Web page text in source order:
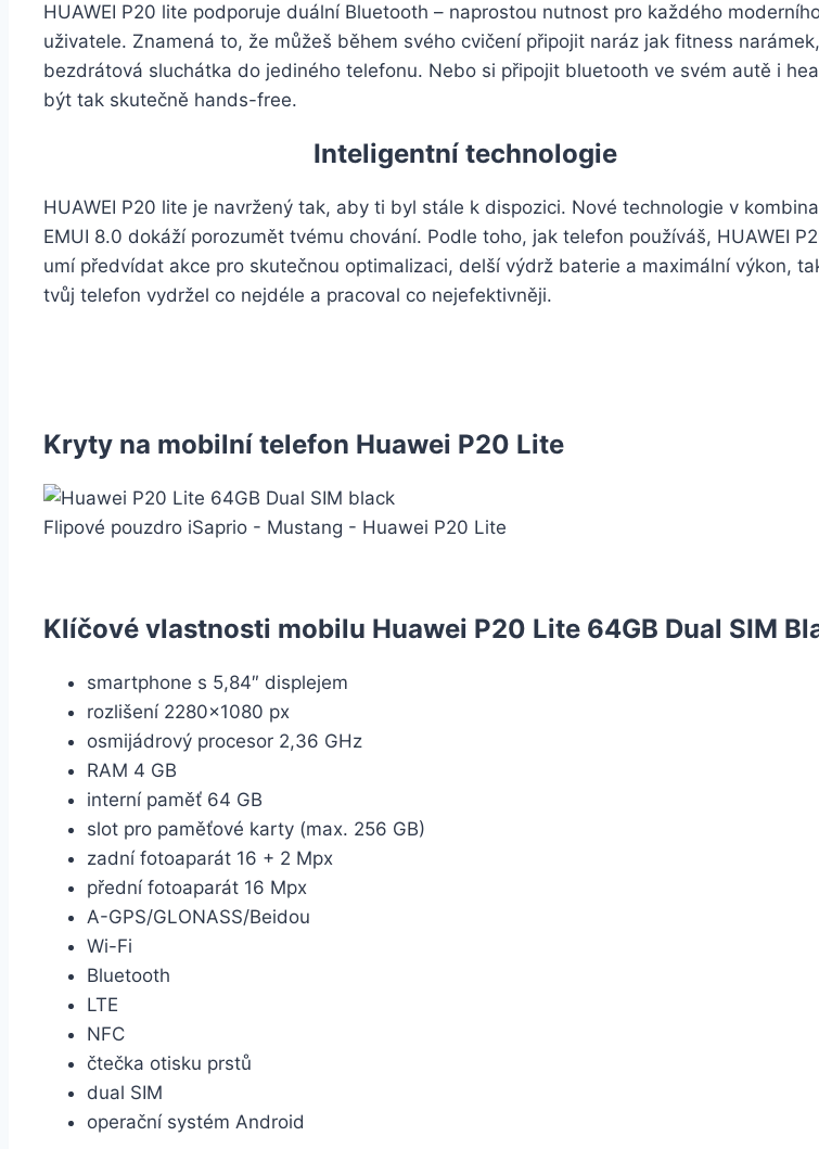
HUAWEI P20 lite podporuje duální Bluetooth – naprostou nutnost pro každého
uživatele. Znamená to, že můžeš během svého cvičení připojit naráz jak fitness
bezdrátová sluchátka do jediného telefonu. Nebo si připojit bluetooth ve svém autě i
být tak skutečně hands-free.
Inteligentní technologie
HUAWEI P20 lite je navržený tak, aby ti byl stále k dispozici. Nové technologie v
EMUI 8.0 dokáží porozumět tvému chování. Podle toho, jak telefon používáš, HUAWEI
umí předvídat akce pro skutečnou optimalizaci, delší výdrž baterie a maximální výkon,
tvůj telefon vydržel co nejdéle a pracoval co nejefektivněji.
Kryty na mobilní telefon Huawei P20 Lite
Flipové pouzdro iSaprio - Mustang - Huawei P20 Lite
Klíčové vlastnosti mobilu Huawei P20 Lite 64GB Dual SIM
smartphone s 5,84″ displejem
rozlišení 2280×1080 px
osmijádrový procesor 2,36 GHz
RAM 4 GB
interní paměť 64 GB
slot pro paměťové karty (max. 256 GB)
zadní fotoaparát 16 + 2 Mpx
přední fotoaparát 16 Mpx
A-GPS/GLONASS/Beidou
Wi-Fi
Bluetooth
LTE
NFC
čtečka otisku prstů
dual SIM
operační systém Android